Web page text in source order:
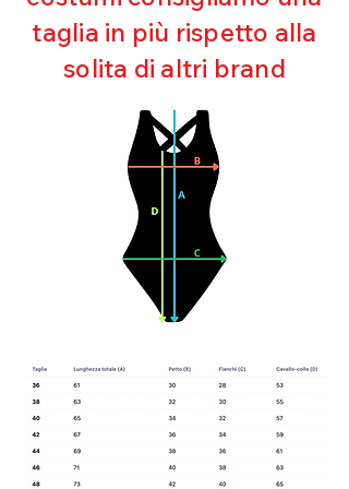
Asciugatura rapida
Bielastico
taglia in più rispetto alla
solita di altri brand